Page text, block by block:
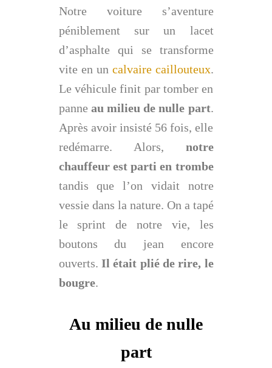
Notre voiture s’aventure
péniblement sur un lacet
d’asphalte qui se transforme
vite en un calvaire caillouteux.
Le véhicule finit par tomber en
panne au milieu de nulle part.
Après avoir insisté 56 fois, elle
redémarre. Alors, notre
chauffeur est parti en trombe
tandis que l’on vidait notre
vessie dans la nature. On a tapé
le sprint de notre vie, les
boutons du jean encore
ouverts. Il était plié de rire, le
bougre.
Au milieu de nulle
part